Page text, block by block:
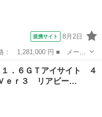
提携サイト 8月2日
ー ■ グレード名： Ｓ－
メラ アイサイトＶｅｒ
１．６ＧＴアイサイト ４
ｅｒ３ リアビー…